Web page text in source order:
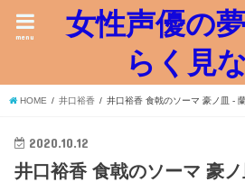
女性声優の
らく見
menu
HOME 井口裕香 井口裕香 食戟のソーマ 豪ノ皿 -
2020.10.12
井口裕香 食戟のソーマ 豪